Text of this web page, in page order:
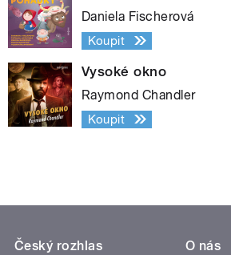
Daniela Fischerová
Koupit
Vysoké okno
Raymond Chandler
Koupit
Český rozhlas
O nás